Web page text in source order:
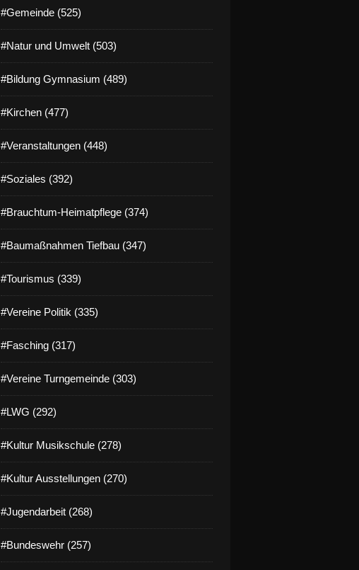
#Gemeinde (525)
#Natur und Umwelt (503)
#Bildung Gymnasium (489)
#Kirchen (477)
#Veranstaltungen (448)
#Soziales (392)
#Brauchtum-Heimatpflege (374)
#Baumaßnahmen Tiefbau (347)
#Tourismus (339)
#Vereine Politik (335)
#Fasching (317)
#Vereine Turngemeinde (303)
#LWG (292)
#Kultur Musikschule (278)
#Kultur Ausstellungen (270)
#Jugendarbeit (268)
#Bundeswehr (257)